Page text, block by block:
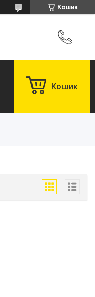
Кошик
Кошик